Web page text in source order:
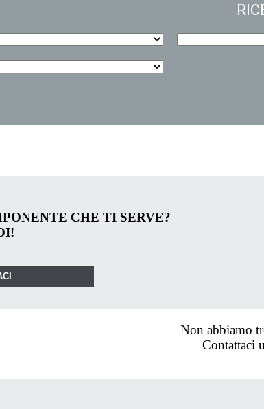
CHE TI SERVE?
Non abbiamo
Contattaci